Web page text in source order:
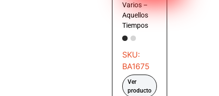
Varios –
Aquellos
Tiempos
SKU:
BA1675
Ver
producto